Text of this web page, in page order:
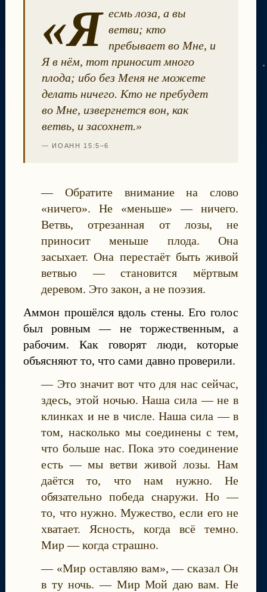
«Я есмь лоза, а вы
ветви; кто
пребывает во Мне, и
Я в нём, тот приносит много
плода; ибо без Меня не можете
делать ничего. Кто не пребудет
во Мне, извергнется вон, как
ветвь, и засохнет.»
— ИОАНН 15:5–6
— Обратите внимание на слово
«ничего». Не «меньше» — ничего.
Ветвь, отрезанная от лозы, не
приносит меньше плода. Она
засыхает. Она перестаёт быть живой
ветвью — становится мёртвым
деревом. Это закон, а не поэзия.
Аммон прошёлся вдоль стены. Его голос
был ровным — не торжественным, а
рабочим. Как говорят люди, которые
объясняют то, что сами давно проверили.
— Это значит вот что для нас сейчас,
здесь, этой ночью. Наша сила — не в
клинках и не в числе. Наша сила — в
том, насколько мы соединены с тем,
что больше нас. Пока это соединение
есть — мы ветви живой лозы. Нам
даётся то, что нам нужно. Не
обязательно победа снаружи. Но —
то, что нужно. Мужество, если его не
хватает. Ясность, когда всё темно.
Мир — когда страшно.
— «Мир оставляю вам», — сказал Он
в ту ночь. — Мир Мой даю вам. Не